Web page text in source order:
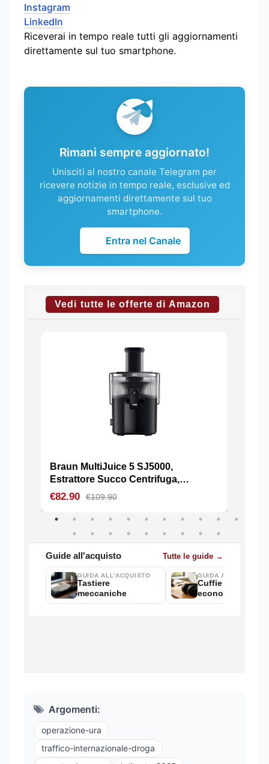
Instagram
LinkedIn
Riceverai in tempo reale tutti gli aggiornamenti
direttamente sul tuo smartphone.
Rimani sempre aggiornato!
Unisciti al nostro canale Telegram per
ricevere notizie in tempo reale, esclusive ed
aggiornamenti direttamente sul tuo
smartphone.
Entra nel Canale
Argomenti:
operazione-ura
traffico-internazionale-droga